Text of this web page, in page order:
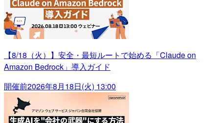
【8/18（火）】安全・最短ルートで始める「Claude on
Amazon Bedrock」導入ガイド
開催前2026年8月18日(火) 13:00